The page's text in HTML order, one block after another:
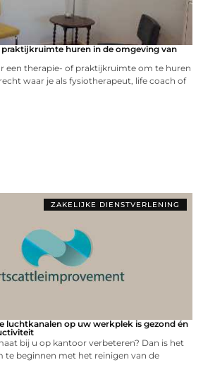
praktijkruimte huren in de omgeving van
een therapie- of praktijkruimte om te huren
waar je als fysiotherapeut, life coach of
ZAKELIJKE DIENSTVERLENING
luchtkanalen op uw werkplek is gezond én
bij u op kantoor verbeteren? Dan is het
te beginnen met het reinigen van de